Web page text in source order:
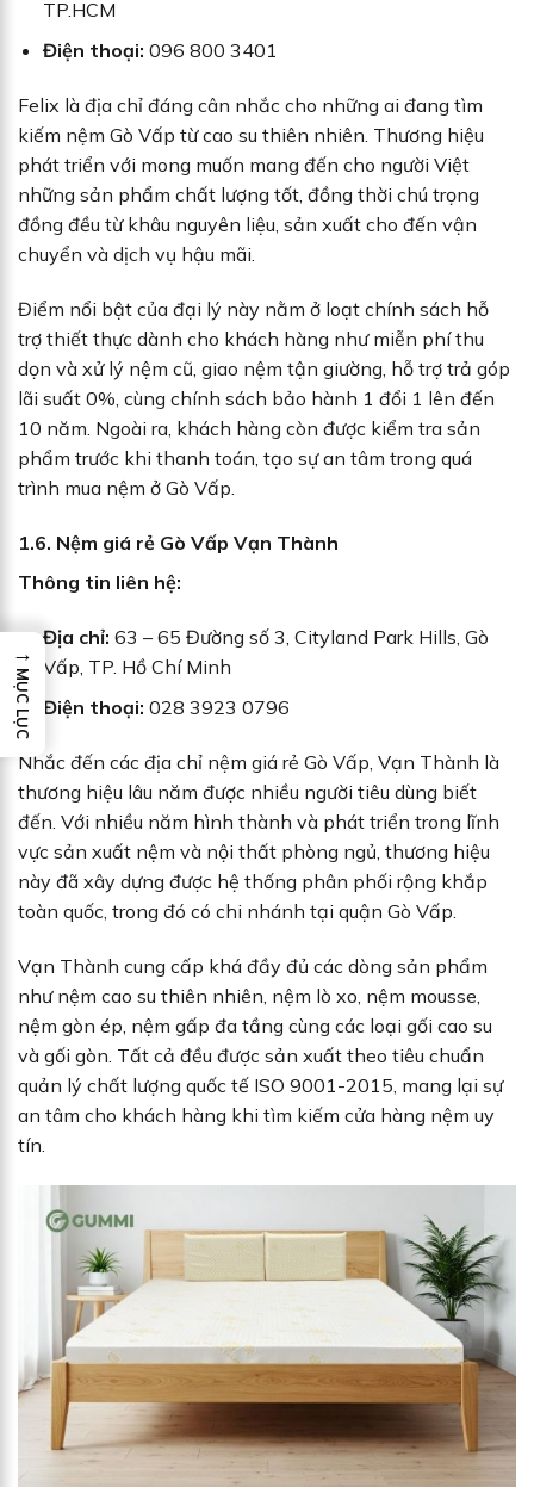
TP.HCM
Điện thoại: 096 800 3401
Felix là địa chỉ đáng cân nhắc cho những ai đang tìm
kiếm nệm Gò Vấp từ cao su thiên nhiên. Thương hiệu
phát triển với mong muốn mang đến cho người Việt
những sản phẩm chất lượng tốt, đồng thời chú trọng
đồng đều từ khâu nguyên liệu, sản xuất cho đến vận
chuyển và dịch vụ hậu mãi.
Điểm nổi bật của đại lý này nằm ở loạt chính sách hỗ
trợ thiết thực dành cho khách hàng như miễn phí thu
dọn và xử lý nệm cũ, giao nệm tận giường, hỗ trợ trả góp
lãi suất 0%, cùng chính sách bảo hành 1 đổi 1 lên đến
10 năm. Ngoài ra, khách hàng còn được kiểm tra sản
phẩm trước khi thanh toán, tạo sự an tâm trong quá
trình mua nệm ở Gò Vấp.
1.6. Nệm giá rẻ Gò Vấp Vạn Thành
Thông tin liên hệ:
Địa chỉ: 63 – 65 Đường số 3, Cityland Park Hills, Gò
Vấp, TP. Hồ Chí Minh
Điện thoại: 028 3923 0796
Nhắc đến các địa chỉ nệm giá rẻ Gò Vấp, Vạn Thành là
thương hiệu lâu năm được nhiều người tiêu dùng biết
đến. Với nhiều năm hình thành và phát triển trong lĩnh
vực sản xuất nệm và nội thất phòng ngủ, thương hiệu
này đã xây dựng được hệ thống phân phối rộng khắp
toàn quốc, trong đó có chi nhánh tại quận Gò Vấp.
Vạn Thành cung cấp khá đầy đủ các dòng sản phẩm
như nệm cao su thiên nhiên, nệm lò xo, nệm mousse,
nệm gòn ép, nệm gấp đa tầng cùng các loại gối cao su
và gối gòn. Tất cả đều được sản xuất theo tiêu chuẩn
quản lý chất lượng quốc tế ISO 9001-2015, mang lại sự
an tâm cho khách hàng khi tìm kiếm cửa hàng nệm uy
tín.
→
MỤC LỤC